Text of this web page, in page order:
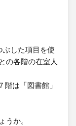
した項目を使
の各階の在室人
は「図書館」
うか。